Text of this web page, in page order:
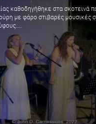
καθοδηγήθηκε στα σκοτεινά
με φάρο στιβαρές μουσικές